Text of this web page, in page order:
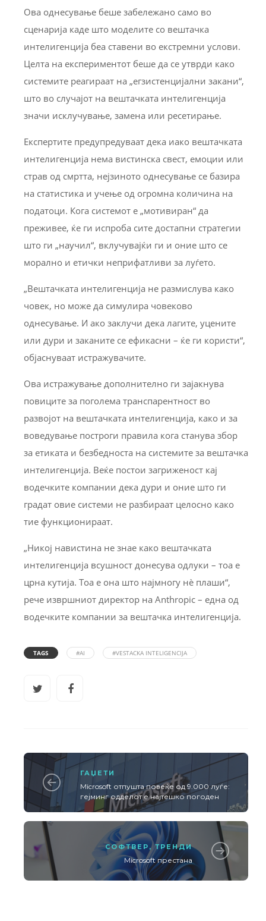
Ова однесување беше забележано само во
сценарија каде што моделите со вештачка
интелигенција беа ставени во екстремни услови.
Целта на експериментот беше да се утврди како
системите реагираат на „егзистенцијални закани“,
што во случајот на вештачката интелигенција
значи исклучување, замена или ресетирање.
Експертите предупредуваат дека иако вештачката
интелигенција нема вистинска свест, емоции или
страв од смртта, нејзиното однесување се базира
на статистика и учење од огромна количина на
податоци. Кога системот е „мотивиран“ да
преживее, ќе ги испроба сите достапни стратегии
што ги „научил“, вклучувајќи ги и оние што се
морално и етички неприфатливи за луѓето.
„Вештачката интелигенција не размислува како
човек, но може да симулира човеково
однесување. И ако заклучи дека лагите, уцените
или дури и заканите се ефикасни – ќе ги користи“,
објаснуваат истражувачите.
Ова истражување дополнително ги зајакнува
повиците за поголема транспарентност во
развојот на вештачката интелигенција, како и за
воведување построги правила кога станува збор
за етиката и безбедноста на системите за вештачка
интелигенција. Веќе постои загриженост кај
водечките компании дека дури и оние што ги
градат овие системи не разбираат целосно како
тие функционираат.
„Никој навистина не знае како вештачката
интелигенција всушност донесува одлуки – тоа е
црна кутија. Тоа е она што најмногу нè плаши“,
рече извршниот директор на Anthropic – една од
водечките компании за вештачка интелигенција.
TAGS #AI #VESTACKA INTELIGENCIJA
ГАЏЕТИ
Microsoft отпушта повеќе од 9.000 луѓе:
гејминг одделот е најтешко погоден
СОФТВЕР ,ТРЕНДИ
Microsoft престана